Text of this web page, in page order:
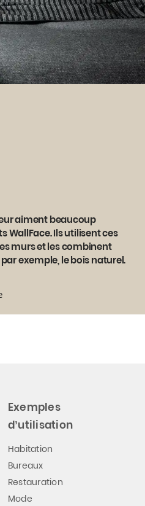
aiment beaucoup
WallFace. Ils utilisent ces
murs et les combinent
exemple, le bois naturel.
Exemples
d’utilisation
Habitation
Bureaux
Restauration
Mode